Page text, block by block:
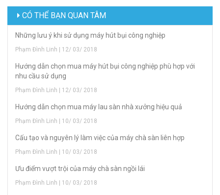
CÓ THỂ BẠN QUAN TÂM
Những lưu ý khi sử dụng máy hút bụi công nghiệp
Phạm Đình Linh | 12/ 03/ 2018
Hướng dẫn chọn mua máy hút bụi công nghiệp phù hợp với
nhu cầu sử dụng
Phạm Đình Linh | 12/ 03/ 2018
Hướng dẫn chọn mua máy lau sàn nhà xưởng hiệu quả
Phạm Đình Linh | 10/ 03/ 2018
Cấu tạo và nguyên lý làm việc của máy chà sàn liên hợp
Phạm Đình Linh | 10/ 03/ 2018
Ưu điểm vượt trội của máy chà sàn ngồi lái
Phạm Đình Linh | 10/ 03/ 2018